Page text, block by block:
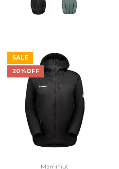
SALE
20%OFF
Mammut